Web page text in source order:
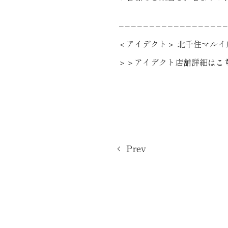
＜アイデクト＞ 北千住マル
＞＞アイデクト店舗詳細は こ
Prev